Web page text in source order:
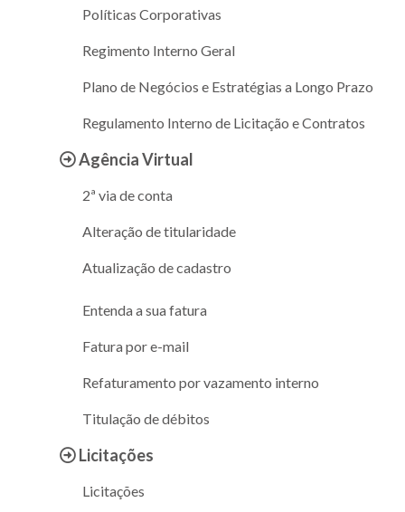
Políticas Corporativas
Regimento Interno Geral
Plano de Negócios e Estratégias a Longo Prazo
Regulamento Interno de Licitação e Contratos
Agência Virtual
2ª via de conta
Alteração de titularidade
Atualização de cadastro
Entenda a sua fatura
Fatura por e-mail
Refaturamento por vazamento interno
Titulação de débitos
Licitações
Licitações